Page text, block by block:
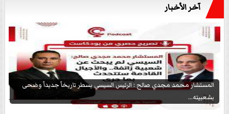
آخر الأخبار
المستشار محمد مجدي صالح : الرئيس السيسي يسطر تاريخاً جديداً وضحى
بشعبيته...